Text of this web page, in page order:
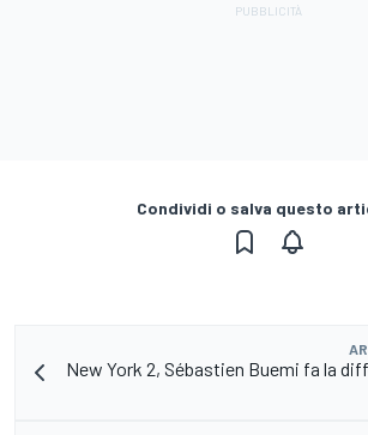
Condividi o salva questo
New York 2, Sébastien Buemi fa la